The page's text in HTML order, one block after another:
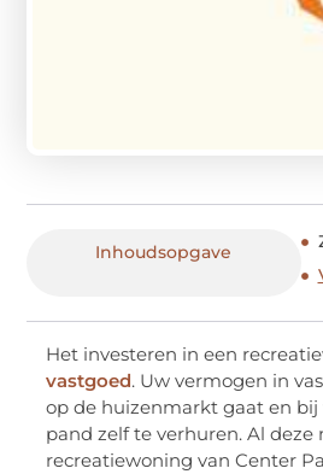
Inhoudsopgave
Het investeren in een
vastgoed. Uw vermogen in
op de huizenmarkt gaat en bij
pand zelf te verhuren. Al
recreatiewoning van Center